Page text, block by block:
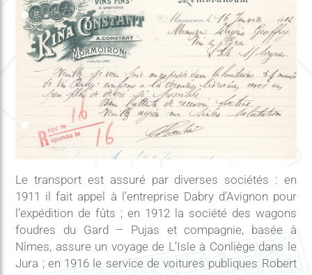
Le transport est assuré par diverses sociétés : en
1911 il fait appel à l’entreprise Dabry d’Avignon pour
l’expédition de fûts ; en 1912 la société des wagons
foudres du Gard – Pujas et compagnie, basée à
Nîmes, assure un voyage de L’Isle à Conliège dans le
Jura ; en 1916 le service de voitures publiques Robert